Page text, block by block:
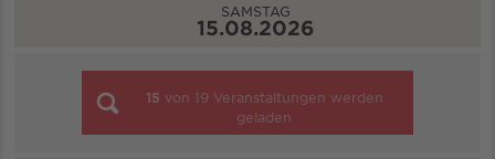
SAMSTAG
15.08.2026
15 von 19 Veranstaltungen werden
geladen